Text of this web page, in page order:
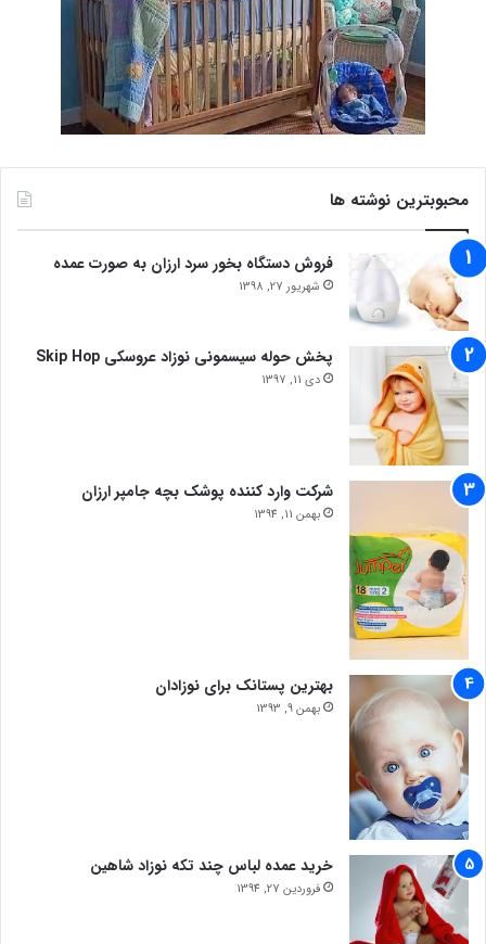
محبوبترین نوشته ها
فروش دستگاه بخور سرد ارزان به صورت عمده
شهریور 27, 1398
پخش حوله سیسمونی نوزاد عروسکی Skip Hop
دی 11, 1397
شرکت وارد کننده پوشک بچه جامپر ارزان
بهمن 11, 1394
بهترین پستانک برای نوزادان
بهمن 9, 1393
خرید عمده لباس چند تکه نوزاد شاهین
فروردین 27, 1394